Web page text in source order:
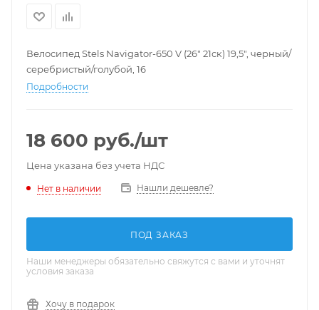
Велосипед Stels Navigator-650 V (26" 21ск) 19,5", черный/
серебристый/голубой, 16
Подробности
18 600 руб./шт
Цена указана без учета НДС
Нет в наличии Нашли дешевле?
ПОД ЗАКАЗ
Наши менеджеры обязательно свяжутся с вами и уточнят
условия заказа
Хочу в подарок